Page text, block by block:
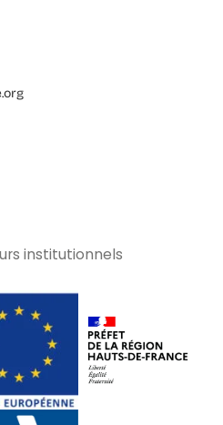
institutionnels